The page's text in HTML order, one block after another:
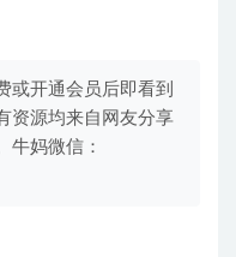
或开通会员后即看到
资源均来自网友分享
牛妈微信：